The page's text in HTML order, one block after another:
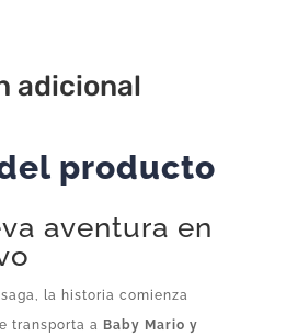
adicional
producto
aventura en
la historia comienza
transporta a Baby Mario y